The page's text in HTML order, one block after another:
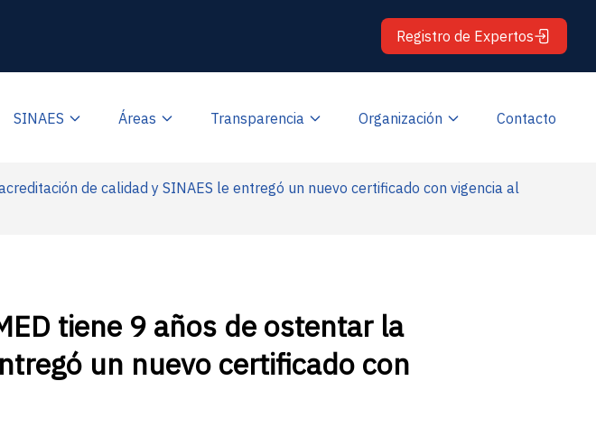
Registro de Expertos
SINAES Áreas Transparencia Organización Contacto
de calidad y SINAES le entregó un nuevo certificado con vigencia al
tiene 9 años de ostentar la
un nuevo certificado con